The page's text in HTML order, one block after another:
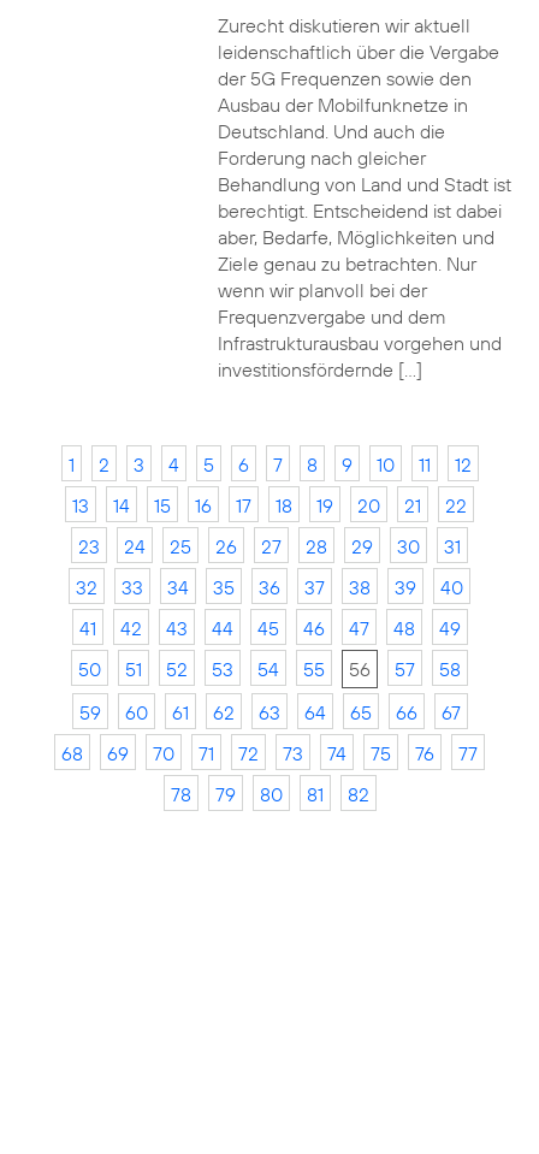
Zurecht diskutieren wir aktuell
leidenschaftlich über die Vergabe
der 5G Frequenzen sowie den
Ausbau der Mobilfunknetze in
Deutschland. Und auch die
Forderung nach gleicher
Behandlung von Land und Stadt ist
berechtigt. Entscheidend ist dabei
aber, Bedarfe, Möglichkeiten und
Ziele genau zu betrachten. Nur
wenn wir planvoll bei der
Frequenzvergabe und dem
Infrastrukturausbau vorgehen und
investitionsfördernde […]
1 2 3 4 5 6 7 8 9 10 11
12
13
14 15 16 17 18 19 20 21
22
23
24 25 26 27 28 29 30
31
32
33 34 35 36 37 38 39
40
41
42 43 44 45 46 47 48
49
50
51 52 53 54 55 56 57
58
59
60 61 62 63 64 65 66
67
68
69 70 71 72 73 74 75 76
77
78
79 80 81 82